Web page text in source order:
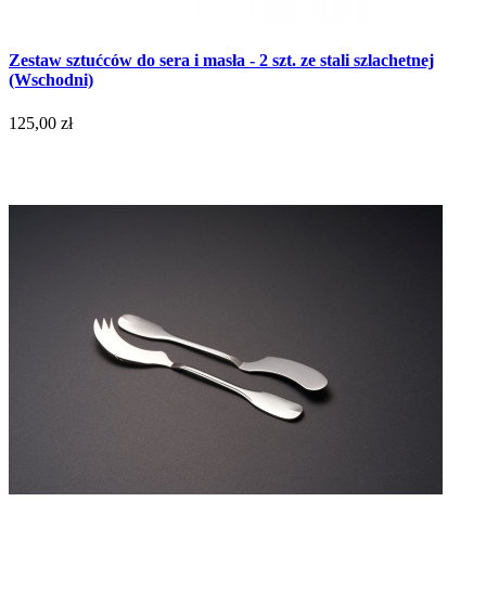
Zestaw sztućców do sera i masła - 2 szt. ze stali szlachetnej
(Wschodni)
125,00 zł